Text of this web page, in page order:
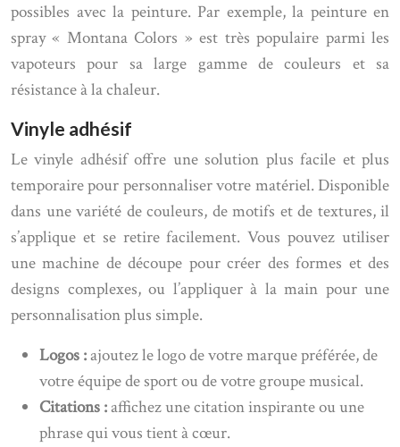
possibles avec la peinture. Par exemple, la peinture en
spray « Montana Colors » est très populaire parmi les
vapoteurs pour sa large gamme de couleurs et sa
résistance à la chaleur.
Vinyle adhésif
Le vinyle adhésif offre une solution plus facile et plus
temporaire pour personnaliser votre matériel. Disponible
dans une variété de couleurs, de motifs et de textures, il
s’applique et se retire facilement. Vous pouvez utiliser
une machine de découpe pour créer des formes et des
designs complexes, ou l’appliquer à la main pour une
personnalisation plus simple.
Logos :ajoutez le logo de votre marque préférée, de
votre équipe de sport ou de votre groupe musical.
Citations :affichez une citation inspirante ou une
phrase qui vous tient à cœur.